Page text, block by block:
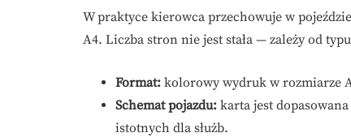
W praktyce kierowca przechowuje w
A4. Liczba stron nie jest stała — zależy od
Format: kolorowy wydruk w rozmiarze
Schemat pojazdu: karta jest
istotnych dla służb.